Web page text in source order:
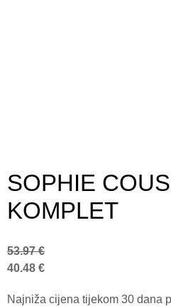
SOPHIE
KOMPLET
40.48 €
53.97€
Najniža cijena tijekom 30 dana